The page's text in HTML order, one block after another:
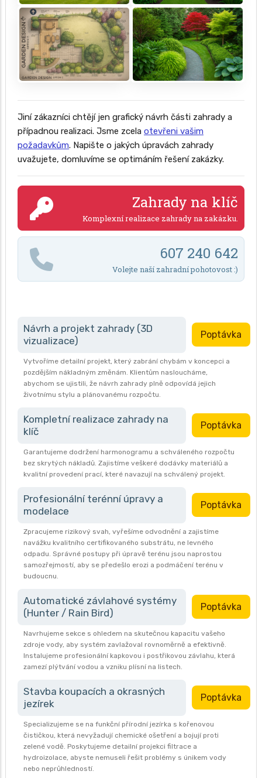
Jiní zákazníci chtějí jen grafický návrh části zahrady a
případnou realizaci. Jsme zcela otevřeni vašim
požadavkům. Napište o jakých úpravách zahrady
uvažujete, domluvíme se optimáním řešení zakázky.
Zahrady na klíč
Komplexní realizace zahrady na zakázku.
607 240 642
Volejte naší zahradní pohotovost :)
Návrh a projekt zahrady (3D
vizualizace)
Poptávka
Vytvoříme detailní projekt, který zabrání chybám v koncepci a
pozdějším nákladným změnám. Klientům nasloucháme,
abychom se ujistili, že návrh zahrady plně odpovídá jejich
životnímu stylu a plánovanému rozpočtu.
Kompletní realizace zahrady na
klíč
Poptávka
Garantujeme dodržení harmonogramu a schváleného rozpočtu
bez skrytých nákladů. Zajistíme veškeré dodávky materiálů a
kvalitní provedení prací, které navazují na schválený projekt.
Profesionální terénní úpravy a
modelace
Poptávka
Zpracujeme rizikový svah, vyřešíme odvodnění a zajistíme
navážku kvalitního certifikovaného substrátu, ne levného
odpadu. Správné postupy při úpravě terénu jsou naprostou
samozřejmostí, aby se předešlo erozi a podmáčení terénu v
budoucnu.
Automatické závlahové systémy
(Hunter / Rain Bird)
Poptávka
Navrhujeme sekce s ohledem na skutečnou kapacitu vašeho
zdroje vody, aby systém zavlažoval rovnoměrně a efektivně.
Instalujeme profesionální kapkovou i postřikovou závlahu, která
zamezí plýtvání vodou a vzniku plísní na listech.
Stavba koupacích a okrasných
jezírek
Poptávka
Specializujeme se na funkční přírodní jezírka s kořenovou
čističkou, která nevyžadují chemické ošetření a bojují proti
zelené vodě. Poskytujeme detailní projekci filtrace a
hydroizolace, abyste nemuseli řešit problémy s únikem vody
nebo neprůhledností.